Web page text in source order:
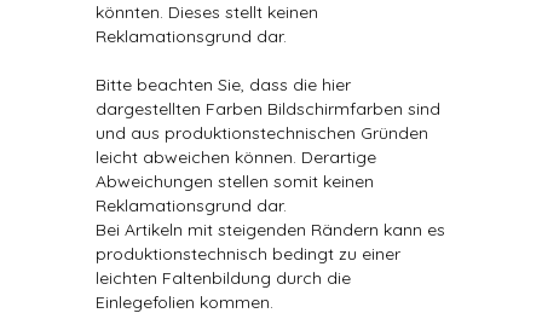
könnten. Dieses stellt keinen
Reklamationsgrund dar.
Bitte beachten Sie, dass die hier
dargestellten Farben Bildschirmfarben sind
und aus produktionstechnischen Gründen
leicht abweichen können. Derartige
Abweichungen stellen somit keinen
Reklamationsgrund dar.
Bei Artikeln mit steigenden Rändern kann es
produktionstechnisch bedingt zu einer
leichten Faltenbildung durch die
Einlegefolien kommen.